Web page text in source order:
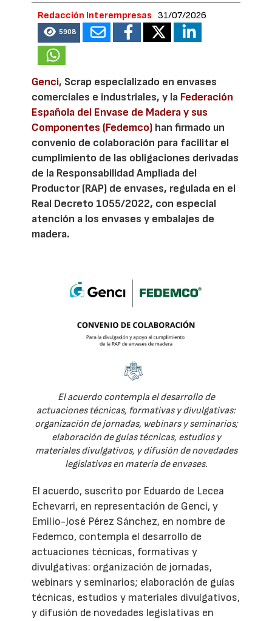
Redacción Interempresas 31/07/2026
5908
Genci, Scrap especializado en envases
comerciales e industriales, y la Federación
Española del Envase de Madera y sus
Componentes (Fedemco) han firmado un
convenio de colaboración para facilitar el
cumplimiento de las obligaciones derivadas
de la Responsabilidad Ampliada del
Productor (RAP) de envases, regulada en el
Real Decreto 1055/2022, con especial
atención a los envases y embalajes de
madera.
El acuerdo contempla el desarrollo de
actuaciones técnicas, formativas y divulgativas:
organización de jornadas, webinars y seminarios;
elaboración de guías técnicas, estudios y
materiales divulgativos, y difusión de novedades
legislativas en materia de envases.
El acuerdo, suscrito por Eduardo de Lecea
Echevarri, en representación de Genci, y
Emilio-José Pérez Sánchez, en nombre de
Fedemco, contempla el desarrollo de
actuaciones técnicas, formativas y
divulgativas: organización de jornadas,
webinars y seminarios; elaboración de guías
técnicas, estudios y materiales divulgativos,
y difusión de novedades legislativas en